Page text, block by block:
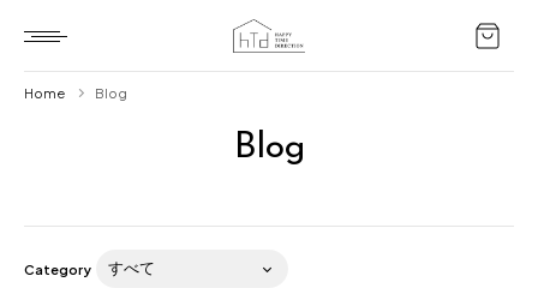
Blog
Home Blog
Category